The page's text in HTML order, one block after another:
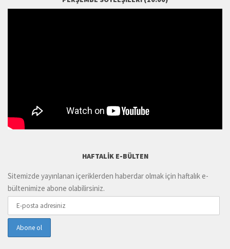
HAFTALIK E-BÜLTEN
Sitemizde yayınlanan içeriklerden haberdar olmak için haftalık e-
bültenimize abone olabilirsiniz.